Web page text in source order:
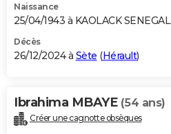
Naissance
25/04/1943 à KAOLACK SENEGAL
Décès
26/12/2024 à Sète (Hérault)
Ibrahima MBAYE (54 ans)
Créer une cagnotte obsèques